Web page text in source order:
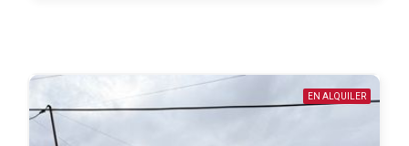
EN ALQUILER